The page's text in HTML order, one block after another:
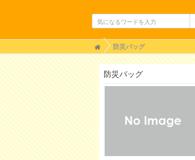
H
o
m
防災バッグ
防災バッグ